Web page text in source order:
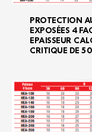
PROTECTION
EXPOSÉES 4
EPAISSEUR
CRITIQUE DE